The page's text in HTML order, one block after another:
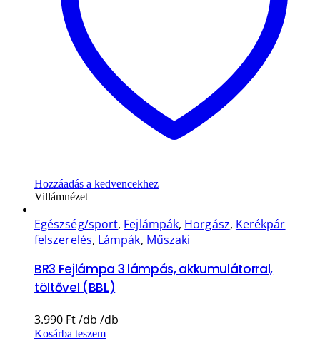
Hozzáadás a kedvencekhez
Villámnézet
Egészség/sport, Fejlámpák, Horgász, Kerékpár
felszerelés, Lámpák, Műszaki
BR3 Fejlámpa 3 lámpás, akkumulátorral,
töltővel (BBL)
3.990 Ft
Kosárba teszem